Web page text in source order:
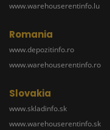
www.warehouserentinfo.lu
Romania
www.depozitinfo.ro
www.warehouserentinfo.ro
Slovakia
www.skladinfo.sk
www.warehouserentinfo.sk